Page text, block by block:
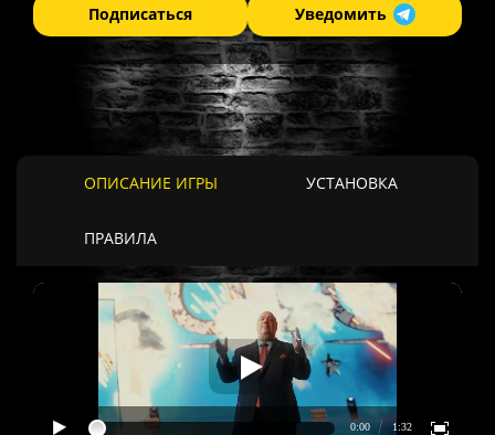
Подписаться Уведомить
ОПИСАНИЕ ИГРЫ УСТАНОВКА
ПРАВИЛА